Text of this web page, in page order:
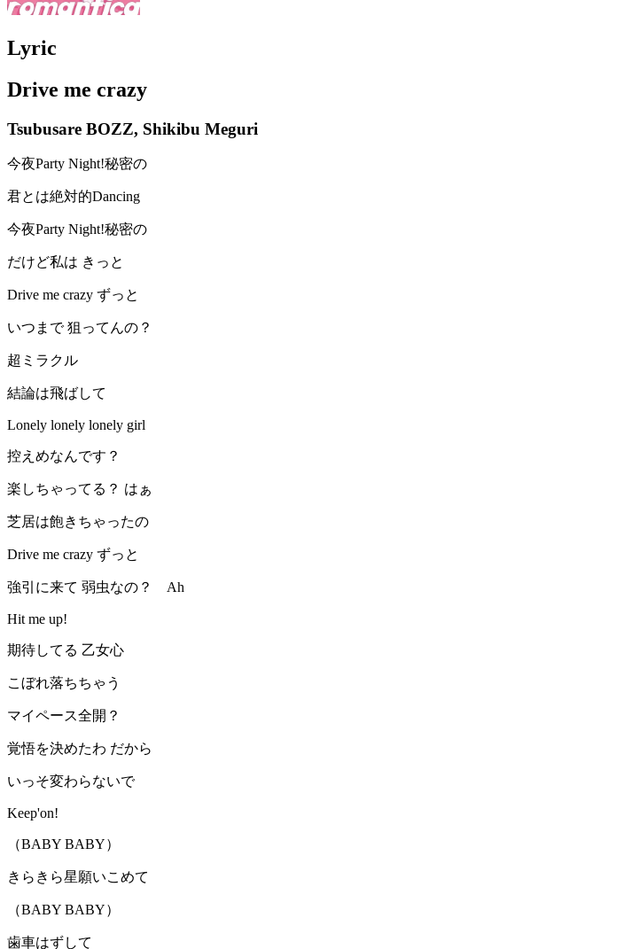
Lyric
Drive me crazy
Tsubusare BOZZ, Shikibu Meguri
今夜Party Night!秘密の
君とは絶対的Dancing
今夜Party Night!秘密の
だけど私は きっと
Drive me crazy ずっと
いつまで 狙ってんの？
超ミラクル
結論は飛ばして
Lonely lonely lonely girl
控えめなんです？
楽しちゃってる？ はぁ
芝居は飽きちゃったの
Drive me crazy ずっと
強引に来て 弱虫なの？ Ah
Hit me up!
期待してる 乙女心
こぼれ落ちちゃう
マイペース全開？
覚悟を決めたわ だから
いっそ変わらないで
Keep'on!
（BABY BABY）
きらきら星願いこめて
（BABY BABY）
歯車はずして